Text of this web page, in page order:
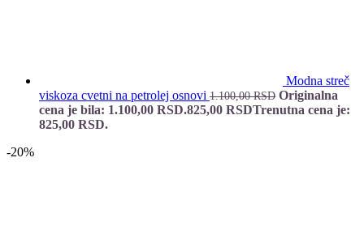
Modna streč
viskoza cvetni na petrolej osnovi 1.100,00RSD Originalna
cena je bila: 1.100,00 RSD.825,00 RSDTrenutna cena je:
825,00 RSD.
-20%